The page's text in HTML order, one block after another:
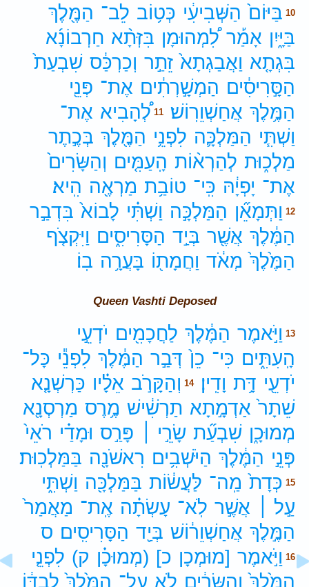
10 בַּיּוֹם֙ הַשְּׁבִיעִ֔י כְּט֥וֹב לֵב־ הַמֶּ֖לֶךְ
בַּיָּ֑יִן אָמַ֡ר לִ֠מְהוּמָן בִּזְּתָ֨א חַרְבוֹנָ֜א
בִּגְתָ֤א וַאֲבַגְתָא֙ זֵתַ֣ר וְכַרְכַּ֔ס שִׁבְעַת֙
הַסָּ֣רִיסִ֔ים הַמְשָׁ֣רְתִ֔ים אֶת־ פְּנֵ֖י
הַמֶּ֥לֶךְ אֲחַשְׁוֵרֽוֹשׁ׃ 11 לְ֠הָבִיא אֶת־
וַשְׁתִּ֧י הַמַּלְכָּ֛ה לִפְנֵ֥י הַמֶּ֖לֶךְ בְּכֶ֣תֶר
מַלְכ֑וּת לְהַרְא֨וֹת הָֽעַמִּ֤ים וְהַשָּׂרִים֙
אֶת־ יָפְיָ֔הּ כִּֽי־ טוֹבַ֥ת מַרְאֶ֖ה הִֽיא׃
12 וַתְּמָאֵ֞ן הַמַּלְכָּ֣ה וַשְׁתִּ֗י לָבוֹא֙ בִּדְבַ֣ר
הַמֶּ֔לֶךְ אֲשֶׁ֖ר בְּיַ֣ד הַסָּרִיסִ֑ים וַיִּקְצֹ֤ף
הַמֶּ֙לֶךְ֙ מְאֹ֔ד וַחֲמָת֖וֹ בָּעֲרָ֥ה בֽוֹ׃
Queen Vashti Deposed
13 וַיֹּ֣אמֶר הַמֶּ֔לֶךְ לַחֲכָמִ֖ים יֹדְעֵ֣י
הָֽעִתִּ֑ים כִּי־ כֵן֙ דְּבַ֣ר הַמֶּ֔לֶךְ לִפְנֵ֕י כָּל־
יֹדְעֵ֖י דָּ֥ת וָדִֽין׃ 14 וְהַקָּרֹ֣ב אֵלָ֗יו כַּרְשְׁנָ֤א
שֵׁתָר֙ אַדְמָ֣תָא תַרְשִׁ֔ישׁ מֶ֥רֶס מַרְסְנָ֖א
מְמוּכָ֑ן שִׁבְעַ֞ת שָׂרֵ֣י ׀ פָּרַ֣ס וּמָדַ֗י רֹאֵי֙
פְּנֵ֣י הַמֶּ֔לֶךְ הַיֹּשְׁבִ֥ים רִאשֹׁנָ֖ה בַּמַּלְכֽוּת׃
15 כְּדָת֙ מַֽה־ לַּעֲשׂ֔וֹת בַּמַּלְכָּ֖ה וַשְׁתִּ֑י
עַ֣ל ׀
אֲשֶׁ֣ר לֹֽא־ עָשְׂתָ֗ה אֶֽת־ מַאֲמַר֙
הַמֶּ֣לֶךְ אֲחַשְׁוֵר֔וֹשׁ בְּיַ֖ד הַסָּרִיסִֽים׃ ס
16 וַיֹּ֣אמֶר [מוּמְכָן כ] (מְמוּכָ֗ן ק) לִפְנֵ֤י
הַמֶּ֙לֶךְ֙ וְהַשָּׂרִ֔ים לֹ֤א עַל־ הַמֶּ֙לֶךְ֙ לְבַדּ֔וֹ